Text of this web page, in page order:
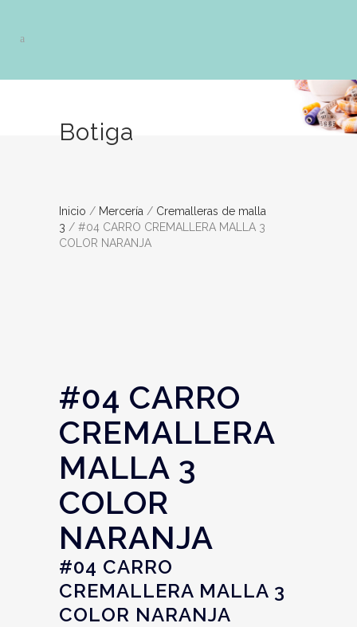
Botiga
Inicio / Mercería / Cremalleras de malla
3 / #04 CARRO CREMALLERA MALLA 3
COLOR NARANJA
#04 CARRO
CREMALLERA
MALLA 3
COLOR
NARANJA
#04 CARRO
CREMALLERA MALLA 3
COLOR NARANJA